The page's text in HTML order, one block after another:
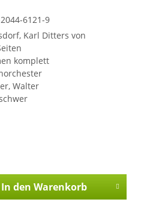
6121-9
Karl Ditters von
komplett
Walter
In den Warenkorb